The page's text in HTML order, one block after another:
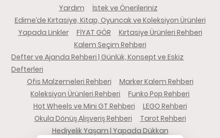
Yardım
İstek ve Önerileriniz
Edirne’de Kırtasiye, Kitap, Oyuncak ve Koleksiyon Ürünleri
Yapada Linkler
FİYAT GÖR
Kırtasiye Ürünleri Rehberi
Kalem Seçim Rehberi
Defter ve Ajanda Rehberi | Günlük, Konsept ve Eskiz
Defterleri
Ofis Malzemeleri Rehberi
Marker Kalem Rehberi
Koleksiyon Ürünleri Rehberi
Funko Pop Rehberi
Hot Wheels ve Mini GT Rehberi
LEGO Rehberi
Okula Dönüş Alışveriş Rehberi
Tarot Rehberi
Hediyelik Yaşam | Yapada Dükkan